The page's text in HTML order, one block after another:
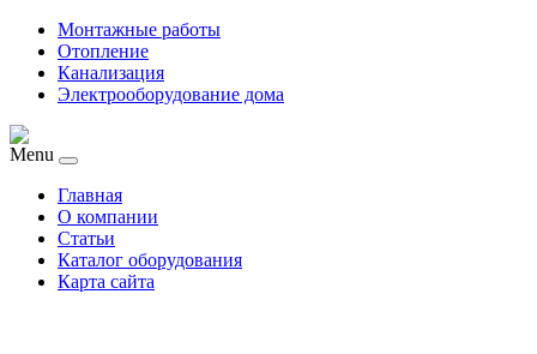
Монтажные работы
Отопление
Канализация
Электрооборудование дома
Menu
Главная
О компании
Статьи
Каталог оборудования
Карта сайта